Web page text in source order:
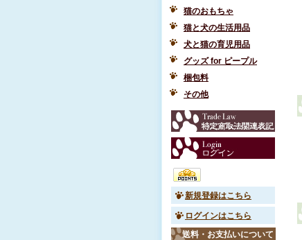
猫のおもちゃ
猫と犬の生活用品
犬と猫の育児用品
グッズ for ピープル
梱包料
その他
新規登録はこちら
ログインはこちら
送料・お支払いについて